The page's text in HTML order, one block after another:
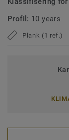
Profil: 10 years
Plank (1 ref.)